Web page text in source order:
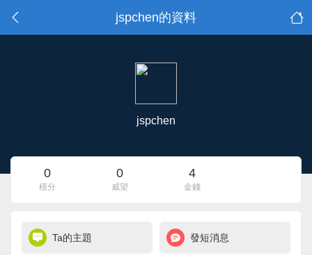
jspchen的資料
jspchen
0
積分
0
威望
4
金錢
Ta的主題 發短消息